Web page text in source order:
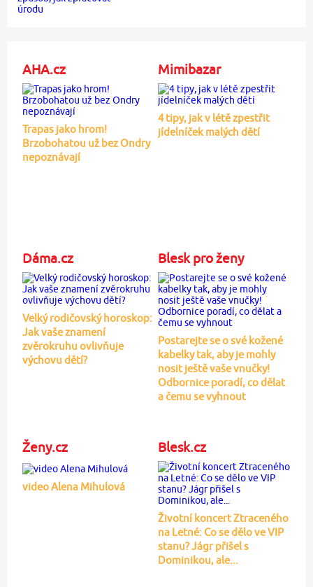
AHA.cz
Trapas jako hrom!
Brzobohatou už bez Ondry
nepoznávají
Mimibazar
4 tipy, jak v létě zpestřit
jídelníček malých dětí
Dáma.cz
Velký rodičovský horoskop:
Jak vaše znamení
zvěrokruhu ovlivňuje
výchovu dětí?
Blesk pro ženy
Postarejte se o své kožené
kabelky tak, aby je mohly
nosit ještě vaše vnučky!
Odbornice poradí, co dělat
a čemu se vyhnout
Ženy.cz
video Alena Mihulová
Blesk.cz
Životní koncert Ztraceného
na Letné: Co se dělo ve VIP
stanu? Jágr přišel s
Dominikou, ale...